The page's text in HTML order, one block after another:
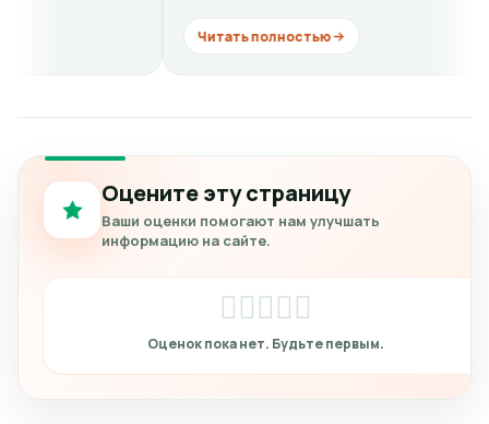
Читать полностью
Оцените эту страницу
Ваши оценки помогают нам улучшать
информацию на сайте.